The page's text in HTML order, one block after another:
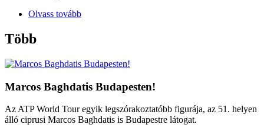
Olvass tovább
Több
Marcos Baghdatis Budapesten!
Az ATP World Tour egyik legszórakoztatóbb figurája, az 51. helyen
álló ciprusi Marcos Baghdatis is Budapestre látogat.